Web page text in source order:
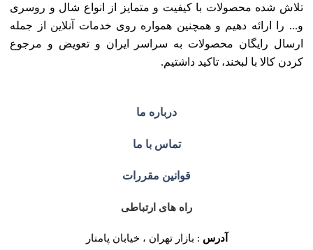
تلاش شده محصولات با کیفیت و متمایز از انواع شال و روسری
و... را ارائه دهیم و همچنین همواره روی خدمات آنلاین از جمله
ارسال رایگان محصولات به سراسر ایران و تعویض و مرجوع
کردن کالا با لبخند، تاکید داشتیم.
درباره ما
تماس با ما
قوانین مقررات
راه های ارتباطی
آدرس : بازار تهران ، خیابان پامنار